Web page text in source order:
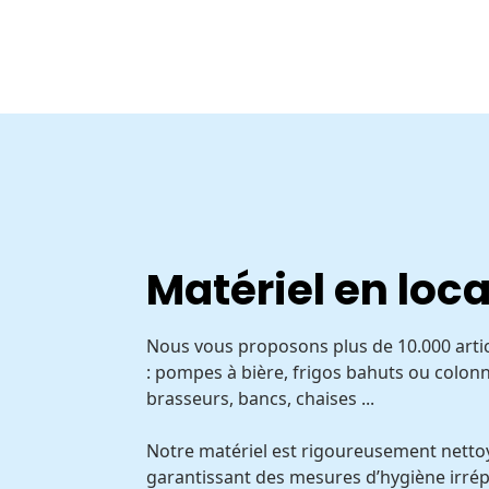
Matériel en
Nous vous proposons plus de 10.000
: pompes à bière, frigos bahuts ou
brasseurs, bancs, chaises ...
Notre matériel est rigoureusement
garantissant des mesures d’hygiène